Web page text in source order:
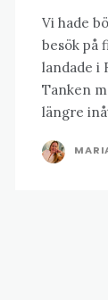
Vi hade
besök på
landade i
Tanken
längre